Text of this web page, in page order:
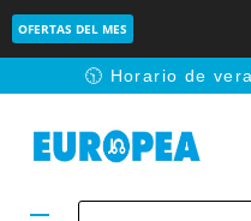
OFERTAS DEL MES
🕥 Horario de